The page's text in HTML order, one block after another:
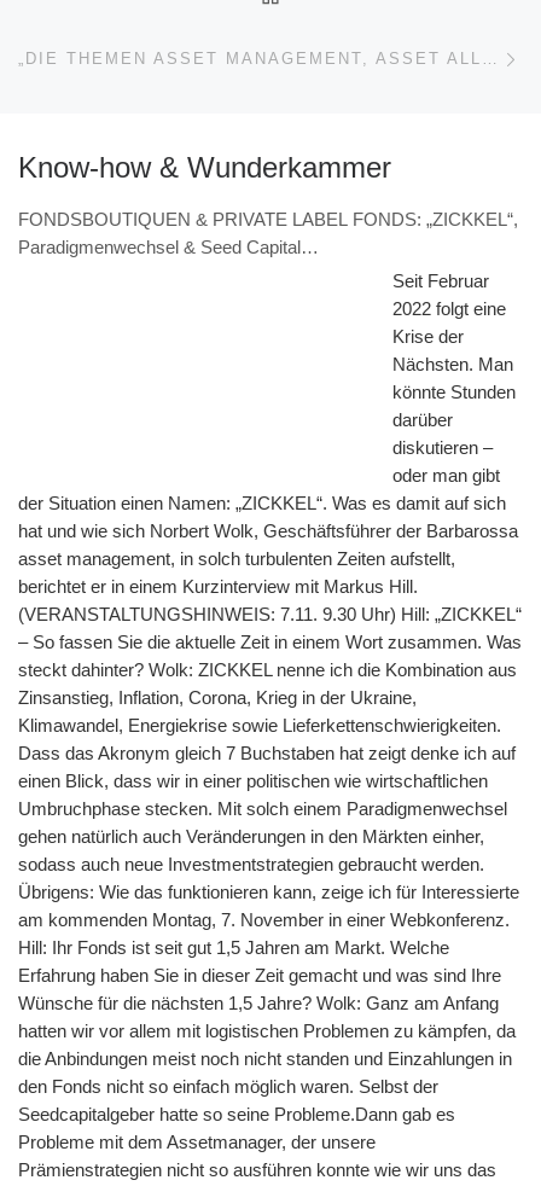
„DIE THEMEN ASSET MANAGEMENT, ASSET ALLOCATION UND DUE DILIGENCE WERDEN AUCH AUF INTERNATIONALER BÜHNE VON FAMILY OFFICES INTENSIV DISKUTIERT!“ (INTERVIEW – MARKUS HILL)
Know-how & Wunderkammer
FONDSBOUTIQUEN & PRIVATE LABEL FONDS: „ZICKKEL“,
Paradigmenwechsel & Seed Capital
(VERANSTALTUNGSHINWEIS 7.11. & Interview – Norbert
Seit Februar
2022 folgt eine
Krise der
Nächsten. Man
könnte Stunden
darüber
diskutieren –
oder man gibt
der Situation einen Namen: „ZICKKEL“. Was es damit auf sich
hat und wie sich Norbert Wolk, Geschäftsführer der Barbarossa
asset management, in solch turbulenten Zeiten aufstellt,
berichtet er in einem Kurzinterview mit Markus Hill.
(VERANSTALTUNGSHINWEIS: 7.11. 9.30 Uhr) Hill: „ZICKKEL“
– So fassen Sie die aktuelle Zeit in einem Wort zusammen. Was
steckt dahinter? Wolk: ZICKKEL nenne ich die Kombination aus
Zinsanstieg, Inflation, Corona, Krieg in der Ukraine,
Klimawandel, Energiekrise sowie Lieferkettenschwierigkeiten.
Dass das Akronym gleich 7 Buchstaben hat zeigt denke ich auf
einen Blick, dass wir in einer politischen wie wirtschaftlichen
Umbruchphase stecken. Mit solch einem Paradigmenwechsel
gehen natürlich auch Veränderungen in den Märkten einher,
sodass auch neue Investmentstrategien gebraucht werden.
Übrigens: Wie das funktionieren kann, zeige ich für Interessierte
am kommenden Montag, 7. November in einer Webkonferenz.
Hill: Ihr Fonds ist seit gut 1,5 Jahren am Markt. Welche
Erfahrung haben Sie in dieser Zeit gemacht und was sind Ihre
Wünsche für die nächsten 1,5 Jahre? Wolk: Ganz am Anfang
hatten wir vor allem mit logistischen Problemen zu kämpfen, da
die Anbindungen meist noch nicht standen und Einzahlungen in
den Fonds nicht so einfach möglich waren. Selbst der
Seedcapitalgeber hatte so seine Probleme.Dann gab es
Probleme mit dem Assetmanager, der unsere
Prämienstrategien nicht so ausführen konnte wie wir uns das